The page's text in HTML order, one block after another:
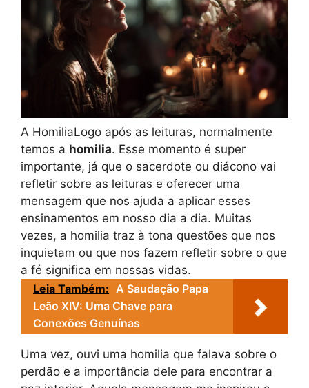
A HomiliaLogo após as leituras, normalmente
temos a homilia. Esse momento é super
importante, já que o sacerdote ou diácono vai
refletir sobre as leituras e oferecer uma
mensagem que nos ajuda a aplicar esses
ensinamentos em nosso dia a dia. Muitas
vezes, a homilia traz à tona questões que nos
inquietam ou que nos fazem refletir sobre o que
a fé significa em nossas vidas.
Leia Também: A Saudação Papa
Leão XIV: Uma Chave para
Conexões Genuínas
Uma vez, ouvi uma homilia que falava sobre o
perdão e a importância dele para encontrar a